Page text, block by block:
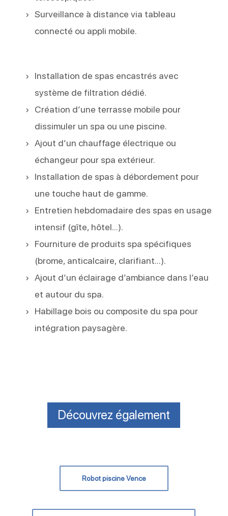
Surveillance à distance via tableau
connecté ou appli mobile.
Installation de spas encastrés avec
système de filtration dédié.
Création d’une terrasse mobile pour
dissimuler un spa ou une piscine.
Ajout d’un chauffage électrique ou
échangeur pour spa extérieur.
Installation de spas à débordement pour
une touche haut de gamme.
Entretien hebdomadaire des spas en usage
intensif (gîte, hôtel...).
Fourniture de produits spa spécifiques
(brome, anticalcaire, clarifiant...).
Ajout d’un éclairage d’ambiance dans l’eau
et autour du spa.
Habillage bois ou composite du spa pour
intégration paysagère.
Découvrez également
Robot piscine Vence